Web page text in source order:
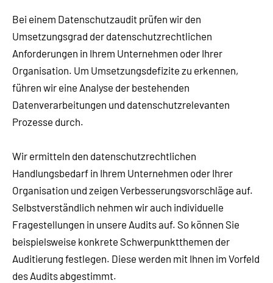
Bei einem Datenschutzaudit prüfen wir den
Umsetzungsgrad der datenschutzrechtlichen
Anforderungen in Ihrem Unternehmen oder Ihrer
Organisation. Um Umsetzungsdefizite zu erkennen,
führen wir eine Analyse der bestehenden
Datenverarbeitungen und datenschutzrelevanten
Prozesse durch.
Wir ermitteln den datenschutzrechtlichen
Handlungsbedarf in Ihrem Unternehmen oder Ihrer
Organisation und zeigen Verbesserungsvorschläge auf.
Selbstverständlich nehmen wir auch individuelle
Fragestellungen in unsere Audits auf. So können Sie
beispielsweise konkrete Schwerpunktthemen der
Auditierung festlegen. Diese werden mit Ihnen im Vorfeld
des Audits abgestimmt.